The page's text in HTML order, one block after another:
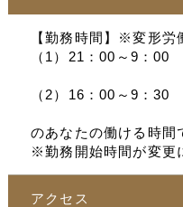
【勤務時間】※変形労
（1）21：00～9：00
（2）16：00～9：30
のあなたの働ける時間
※勤務開始時間が変更
アクセス